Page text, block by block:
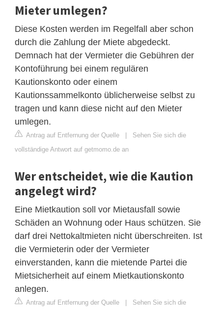
Mieter umlegen?
Diese Kosten werden im Regelfall aber schon
durch die Zahlung der Miete abgedeckt.
Demnach hat der Vermieter die Gebühren der
Kontoführung bei einem regulären
Kautionskonto oder einem
Kautionssammelkonto üblicherweise selbst zu
tragen und kann diese nicht auf den Mieter
umlegen.
Antrag auf Entfernung der Quelle | Sehen Sie sich die
vollständige Antwort auf getmomo.de an
Wer entscheidet, wie die Kaution
angelegt wird?
Eine Mietkaution soll vor Mietausfall sowie
Schäden an Wohnung oder Haus schützen. Sie
darf drei Nettokaltmieten nicht überschreiten. Ist
die Vermieterin oder der Vermieter
einverstanden, kann die mietende Partei die
Mietsicherheit auf einem Mietkautionskonto
anlegen.
Antrag auf Entfernung der Quelle | Sehen Sie sich die